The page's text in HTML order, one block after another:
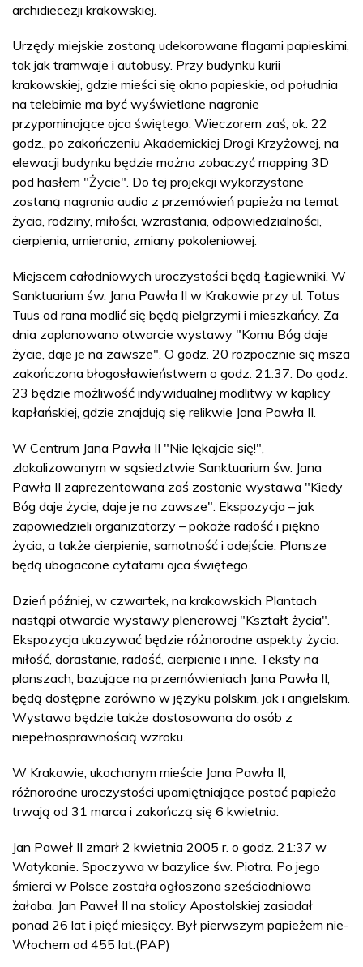
archidiecezji krakowskiej.
Urzędy miejskie zostaną udekorowane flagami papieskimi,
tak jak tramwaje i autobusy. Przy budynku kurii
krakowskiej, gdzie mieści się okno papieskie, od południa
na telebimie ma być wyświetlane nagranie
przypominające ojca świętego. Wieczorem zaś, ok. 22
godz., po zakończeniu Akademickiej Drogi Krzyżowej, na
elewacji budynku będzie można zobaczyć mapping 3D
pod hasłem "Życie". Do tej projekcji wykorzystane
zostaną nagrania audio z przemówień papieża na temat
życia, rodziny, miłości, wzrastania, odpowiedzialności,
cierpienia, umierania, zmiany pokoleniowej.
Miejscem całodniowych uroczystości będą Łagiewniki. W
Sanktuarium św. Jana Pawła II w Krakowie przy ul. Totus
Tuus od rana modlić się będą pielgrzymi i mieszkańcy. Za
dnia zaplanowano otwarcie wystawy "Komu Bóg daje
życie, daje je na zawsze". O godz. 20 rozpocznie się msza
zakończona błogosławieństwem o godz. 21:37. Do godz.
23 będzie możliwość indywidualnej modlitwy w kaplicy
kapłańskiej, gdzie znajdują się relikwie Jana Pawła II.
W Centrum Jana Pawła II "Nie lękajcie się!",
zlokalizowanym w sąsiedztwie Sanktuarium św. Jana
Pawła II zaprezentowana zaś zostanie wystawa "Kiedy
Bóg daje życie, daje je na zawsze". Ekspozycja – jak
zapowiedzieli organizatorzy – pokaże radość i piękno
życia, a także cierpienie, samotność i odejście. Plansze
będą ubogacone cytatami ojca świętego.
Dzień później, w czwartek, na krakowskich Plantach
nastąpi otwarcie wystawy plenerowej "Kształt życia".
Ekspozycja ukazywać będzie różnorodne aspekty życia:
miłość, dorastanie, radość, cierpienie i inne. Teksty na
planszach, bazujące na przemówieniach Jana Pawła II,
będą dostępne zarówno w języku polskim, jak i angielskim.
Wystawa będzie także dostosowana do osób z
niepełnosprawnością wzroku.
W Krakowie, ukochanym mieście Jana Pawła II,
różnorodne uroczystości upamiętniające postać papieża
trwają od 31 marca i zakończą się 6 kwietnia.
Jan Paweł II zmarł 2 kwietnia 2005 r. o godz. 21:37 w
Watykanie. Spoczywa w bazylice św. Piotra. Po jego
śmierci w Polsce została ogłoszona sześciodniowa
żałoba. Jan Paweł II na stolicy Apostolskiej zasiadał
ponad 26 lat i pięć miesięcy. Był pierwszym papieżem nie-
Włochem od 455 lat.(PAP)